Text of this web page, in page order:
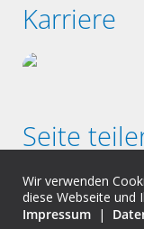
Karriere
Seite
Wir verwenden
diese Webseite und
Impressum |